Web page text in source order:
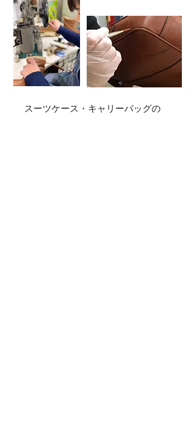
スーツケース・キャリーバッグの